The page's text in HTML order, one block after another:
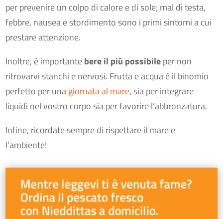
per prevenire un colpo di calore e di sole; mal di testa,
febbre, nausea e stordimento sono i primi sintomi a cui
prestare attenzione.
Inoltre, è importantebere il più possibileper non
ritrovarvi stanchi e nervosi. Frutta e acqua è il binomio
perfetto per unagiornata al mare, sia per integrare
liquidi nel vostro corpo sia per favorire l’abbronzatura.
Infine, ricordate sempre di rispettare il mare e
l’ambiente!